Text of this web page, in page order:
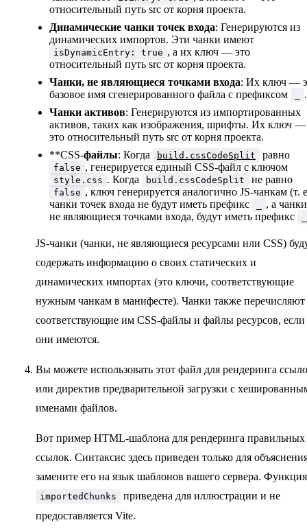
  */
  isDynamicEntry
?: boolean
  /**
* Список статически импортируемых чанков этим
  *
* Значения — это ключи манифеста. Поле
  */
  imports
?: string[]
  /**
* Список динамически импортируемых чанков этим
* Значения — это ключи манифеста. Поле
  */
  dynamicImports
?: string[]
}
относительный путь src от корня проекта.
Динамические чанки точек входа: Генерируются из
динамических импортов. Эти чанки имеют
isDynamicEntry: true , а их ключ — это
относительный путь src от корня проекта.
Чанки, не являющиеся точками входа: Их ключ —
базовое имя сгенерированного файла с префиксом
.
Чанки активов: Генерируются из импортированных
активов, таких как изображения, шрифты. Их ключ —
это относительный путь src от корня проекта.
**CSS-файлы: Когда build.cssCodeSplit равно
false , генерируется единый CSS-файл с ключом
style.css . Когда build.cssCodeSplit не равно
false , ключ генерируется аналогично JS-чанкам (т.
чанки точек входа не будут иметь префикс
, а
не являющиеся точками входа, будут иметь префикс
JS-чанки (чанки, не являющиеся ресурсами или CSS)
содержать информацию о своих статических и
динамических импортах (это ключи, соответствующие
нужным чанкам в манифесте). Чанки также перечисляют
соответствующие им CSS-файлы и файлы ресурсов, если
они имеются.
Вы можете использовать этот файл для рендеринга
или директив предварительной загрузки с
именами файлов.
Вот пример HTML-шаблона для рендеринга правильных
ссылок. Синтаксис здесь приведен только для
замените его на язык шаблонов вашего сервера. Функция
importedChunks
приведена для иллюстрации и не
предоставляется Vite.